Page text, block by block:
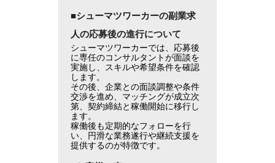
■シューマツワーカーの副業求
人の応募後の進行について
シューマツワーカーでは、応募後
に専任のコンサルタントが面談を
実施し、スキルや希望条件を確認
します。
その後、企業との面談調整や条件
交渉を進め、マッチングが成立次
第、契約締結と稼働開始に移行し
ます。
稼働後も定期的なフォローを行
い、円滑な業務遂行や継続支援を
提供するのが特徴です。